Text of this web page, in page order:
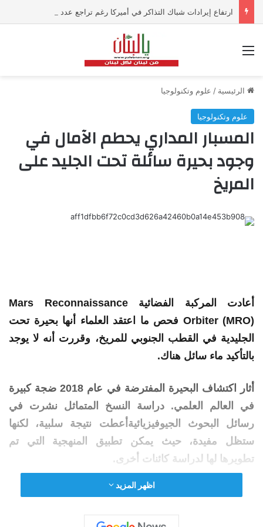
الرئيسية / علوم وتكنولوجيا
علوم وتكنولوجيا
المسبار المداري يحطم الآمال في
وجود بحيرة سائلة تحت الجليد على
المريخ
أعادت المركبة الفضائية Mars Reconnaissance
Orbiter (MRO) فحص ما اعتقد العلماء أنها
بحيرة تحت
الجليدية في القطب الجنوبي للمريخ، وقررت أنه لا يوجد
بالتأكيد ماء سائل هناك.
أثار اكتشاف البحيرة المفترضة في عام 2018 ضجة كبيرة
في العالم العلمي. دراسة النسخ المتماثل نشرت في
رسائل البحوث الجيوفيزيائيةأعطت نتيجة سلبية، لكنها
ستظل مفيدة، حيث يمكن تطبيق المنهجية التي تم
تطويرها لها لدراسة كائنات أخرى.
اظهر المزيد